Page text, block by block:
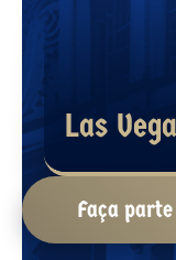
Las
Faça